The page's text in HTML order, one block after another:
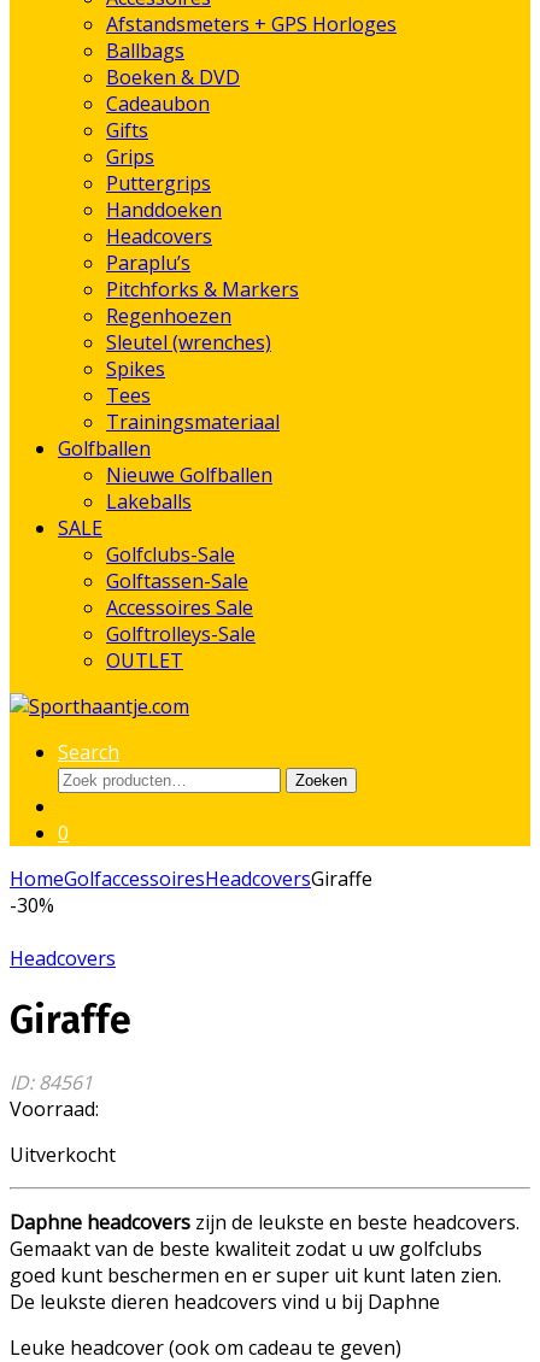
Afstandsmeters + GPS Horloges
Ballbags
Boeken & DVD
Cadeaubon
Gifts
Grips
Puttergrips
Handdoeken
Headcovers
Paraplu’s
Pitchforks & Markers
Regenhoezen
Sleutel (wrenches)
Spikes
Tees
Trainingsmateriaal
Golfballen
Nieuwe Golfballen
Lakeballs
SALE
Golfclubs-Sale
Golftassen-Sale
Accessoires Sale
Golftrolleys-Sale
OUTLET
Search
Zoeken
Zoeken
0
HomeGolfaccessoiresHeadcoversGiraffe
-30%
Headcovers
Giraffe
ID: 84561
Voorraad:
Uitverkocht
Daphne headcovers zijn de leukste en beste headcovers.
Gemaakt van de beste kwaliteit zodat u uw golfclubs
goed kunt beschermen en er super uit kunt laten zien.
De leukste dieren headcovers vind u bij Daphne
Leuke headcover (ook om cadeau te geven)